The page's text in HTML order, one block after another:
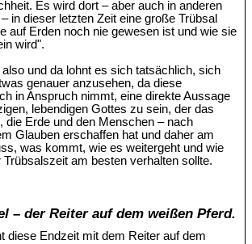
Es wird dort – aber auch in anderen
in dieser letzten Zeit eine große Trübsal
auf Erden noch nie gewesen ist und wie sie
wird".
und da lohnt es sich tatsächlich, sich
genauer anzusehen, da diese
in Anspruch nimmt, eine direkte Aussage
lebendigen Gottes zu sein, der das
die Erde und den Menschen – nach
Glauben erschaffen hat und daher am
was kommt, wie es weitergeht und wie
am besten verhalten sollte.
– der Reiter auf dem weißen Pferd.
diese Endzeit mit dem Reiter auf dem